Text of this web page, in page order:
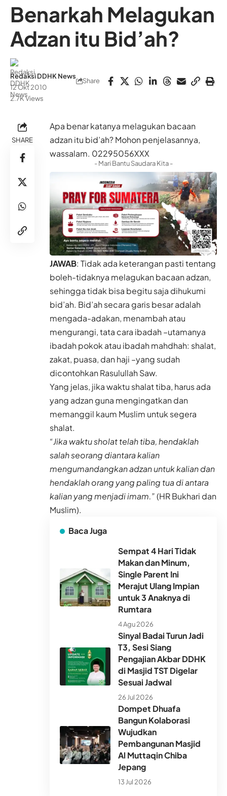
Benarkah Melagukan
Adzan itu Bid’ah?
Redaksi DDHK News
12 Okt 2010
2.7K Views
Share
SHARE
Apa benar katanya melagukan bacaan
adzan itu bid’ah? Mohon penjelasannya,
wassalam. 02295056XXX
- Mari Bantu Saudara Kita -
JAWAB: Tidak ada keterangan pasti tentang
boleh-tidaknya melagukan bacaan adzan,
sehingga tidak bisa begitu saja dihukumi
bid’ah. Bid’ah secara garis besar adalah
mengada-adakan, menambah atau
mengurangi, tata cara ibadah –utamanya
ibadah pokok atau ibadah mahdhah: shalat,
zakat, puasa, dan haji –yang sudah
dicontohkan Rasulullah Saw.
Yang jelas, jika waktu shalat tiba, harus ada
yang adzan guna mengingatkan dan
memanggil kaum Muslim untuk segera
shalat.
“Jika waktu sholat telah tiba, hendaklah
salah seorang diantara kalian
mengumandangkan adzan untuk kalian dan
hendaklah orang yang paling tua di antara
kalian yang menjadi imam.”(HR Bukhari dan
Muslim).
Baca Juga
Sempat 4 Hari Tidak
Makan dan Minum,
Single Parent Ini
Merajut Ulang Impian
untuk 3 Anaknya di
Rumtara
4 Agu 2026
Sinyal Badai Turun Jadi
T3, Sesi Siang
Pengajian Akbar DDHK
di Masjid TST Digelar
Sesuai Jadwal
26 Jul 2026
Dompet Dhuafa
Bangun Kolaborasi
Wujudkan
Pembangunan Masjid
Al Muttaqin Chiba
Jepang
13 Jul 2026